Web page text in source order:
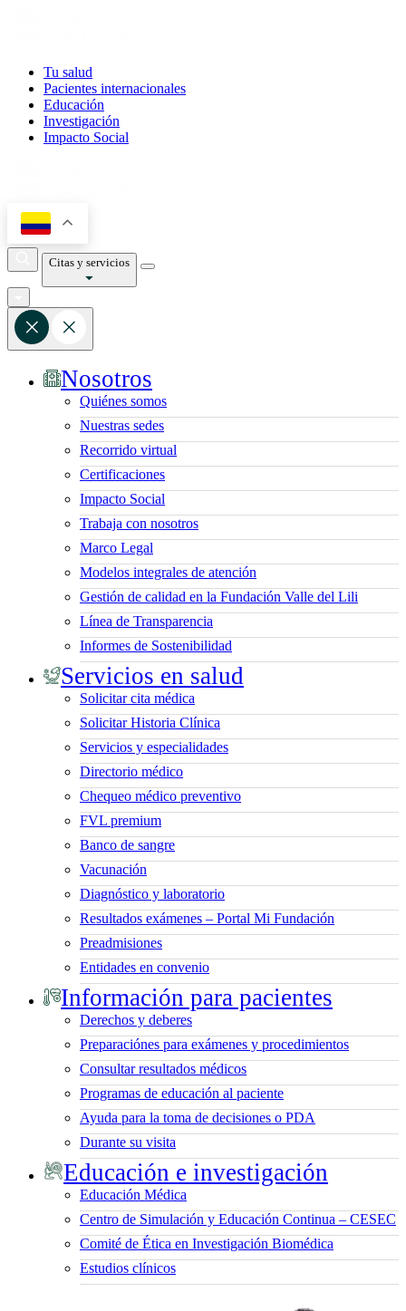
Tu salud
Pacientes internacionales
Educación
Investigación
Impacto Social
Citas y servicios
Nosotros
Quiénes somos
Nuestras sedes
Recorrido virtual
Certificaciones
Impacto Social
Trabaja con nosotros
Marco Legal
Modelos integrales de atención
Gestión de calidad en la Fundación Valle del Lili
Línea de Transparencia
Informes de Sostenibilidad
Servicios en salud
Solicitar cita médica
Solicitar Historia Clínica
Servicios y especialidades
Directorio médico
Chequeo médico preventivo
FVL premium
Banco de sangre
Vacunación
Diagnóstico y laboratorio
Resultados exámenes – Portal Mi Fundación
Preadmisiones
Entidades en convenio
Información para pacientes
Derechos y deberes
Preparaciónes para exámenes y procedimientos
Consultar resultados médicos
Programas de educación al paciente
Ayuda para la toma de decisiones o PDA
Durante su visita
Educación e investigación
Educación Médica
Centro de Simulación y Educación Continua – CESEC
Comité de Ética en Investigación Biomédica
Estudios clínicos